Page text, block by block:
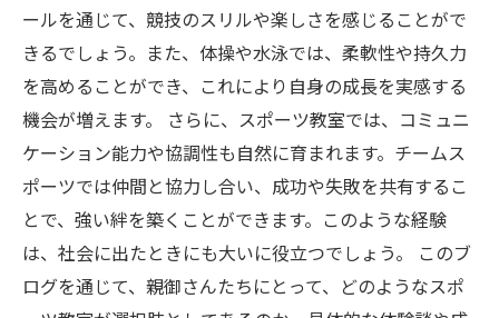
ールを通じて、競技のスリルや楽しさを感じることがで
きるでしょう。また、体操や水泳では、柔軟性や持久力
を高めることができ、これにより自身の成長を実感する
機会が増えます。 さらに、スポーツ教室では、コミュニ
ケーション能力や協調性も自然に育まれます。チームス
ポーツでは仲間と協力し合い、成功や失敗を共有するこ
とで、強い絆を築くことができます。このような経験
は、社会に出たときにも大いに役立つでしょう。 このブ
ログを通じて、親御さんたちにとって、どのようなスポ